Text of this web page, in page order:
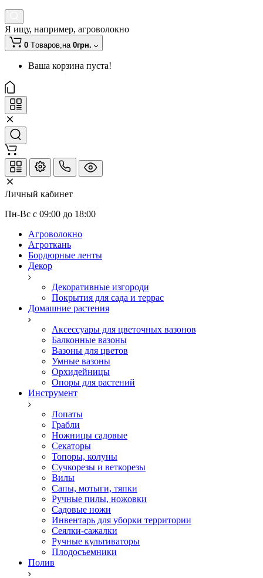
Я ищу, например, агроволокно
0 Tоваров,на 0грн.
Ваша корзина пуста!
Личный кабинет
Пн-Вс с 09:00 до 18:00
Агроволокно
Агроткань
Бордюрные ленты
Декор
Декоративные изгороди
Покрытия для сада и террас
Домашние растения
Аксессуары для цветочных вазонов
Балконные вазоны
Вазоны для цветов
Умные вазоны
Орхидейницы
Опоры для растений
Инструмент
Лопаты
Грабли
Ножницы садовые
Секаторы
Топоры, колуны
Сучкорезы и веткорезы
Вилы
Сапы, мотыги, тяпки
Ручные пилы, ножовки
Садовые ножи
Инвентарь для уборки территории
Сеялки-сажалки
Ручные культиваторы
Плодосъемники
Полив